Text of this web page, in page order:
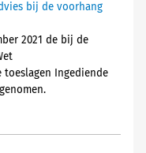
bij de voorhang
2021 de bij de
Ingediende